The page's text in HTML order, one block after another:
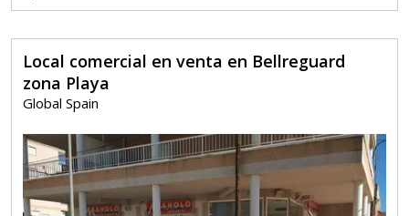
Local comercial en venta en Bellreguard
zona Playa
Global Spain